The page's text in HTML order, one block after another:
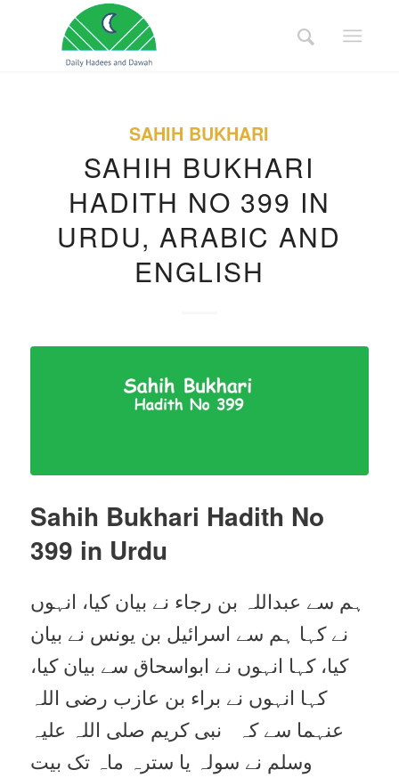
SAHIH BUKHARI
SAHIH BUKHARI
HADITH NO 399 IN
URDU, ARABIC AND
ENGLISH
Sahih Bukhari Hadith No
399 in Urdu
ہم سے عبداللہ بن رجاء نے بیان کیا، انہوں
نے کہا ہم سے اسرائیل بن یونس نے بیان
کیا، کہا انہوں نے ابواسحاق سے بیان کیا،
کہا انہوں نے براء بن عازب رضی اللہ
عنہما سے کہ نبی کریم صلی اللہ علیہ
وسلم نے سولہ یا سترہ ماہ تک بیت